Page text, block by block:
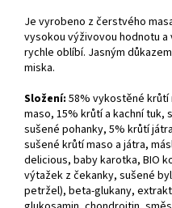
Je vyrobeno z čerstvého
vysokou výživovou hodnotu
rychle oblíbí. Jasným
miska.
Složení: 58% vykostěné krůtí
maso, 15% krůtí a kachní tuk,
sušené pohanky, 5% krůtí
sušené krůtí maso a játra,
delicious, baby karotka, BIO
výtažek z čekanky, sušené
petržel), beta-glukany,